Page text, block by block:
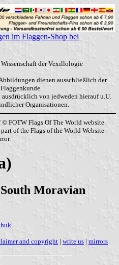
im Flaggen-Shop bei
der Vexillologie
dienen ausschließlich der
von jedweden hierauf u.U.
Organisationen.
FOTW Flags Of The World website.
of the Flags of the World Website
Moravian
and copyright | write us | mirrors